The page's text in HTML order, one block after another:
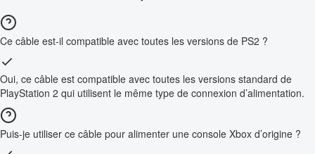
Ce câble est-il compatible avec toutes les versions de PS2 ?
Oui, ce câble est compatible avec toutes les versions standard de
PlayStation 2 qui utilisent le même type de connexion d’alimentation.
Puis-je utiliser ce câble pour alimenter une console Xbox d’origine ?